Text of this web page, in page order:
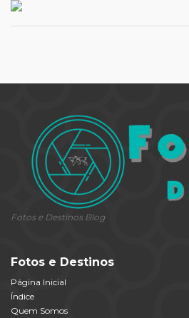
Fotos e Destinos Blog
Fotos e Destinos
Página Inicial
Índice
Quem Somos